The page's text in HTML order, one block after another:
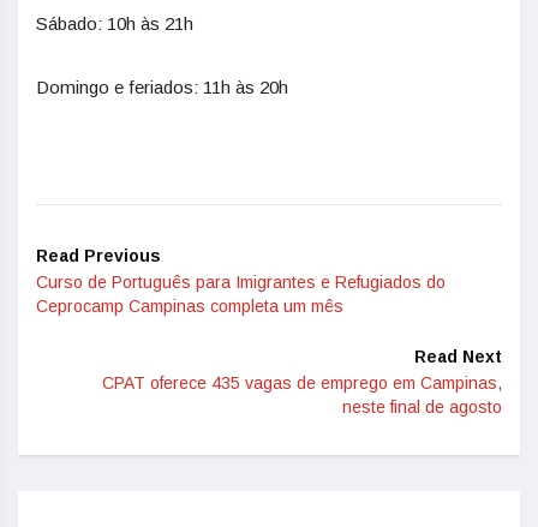
Sábado: 10h às 21h
Domingo e feriados: 11h às 20h
Read Previous
Curso de Português para Imigrantes e Refugiados do
Ceprocamp Campinas completa um mês
Read Next
CPAT oferece 435 vagas de emprego em Campinas,
neste final de agosto